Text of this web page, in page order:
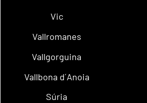
Vic
Vallromanes
Vallgorguina
Vallbona d´Anoia
Súria